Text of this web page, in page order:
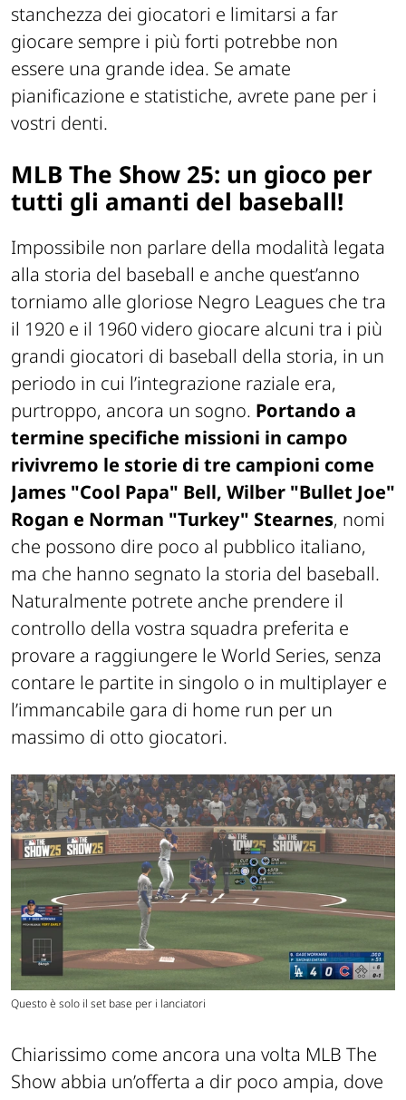
stanchezza dei giocatori e limitarsi a far
giocare sempre i più forti potrebbe non
essere una grande idea. Se amate
pianificazione e statistiche, avrete pane per i
vostri denti.
MLB The Show 25: un gioco per
tutti gli amanti del baseball!
Impossibile non parlare della modalità legata
alla storia del baseball e anche quest’anno
torniamo alle gloriose Negro Leagues che tra
il 1920 e il 1960 videro giocare alcuni tra i più
grandi giocatori di baseball della storia, in un
periodo in cui l’integrazione raziale era,
purtroppo, ancora un sogno. Portando a
termine specifiche missioni in campo
rivivremo le storie di tre campioni come
James "Cool Papa" Bell, Wilber "Bullet Joe"
Rogan e Norman "Turkey" Stearnes, nomi
che possono dire poco al pubblico italiano,
ma che hanno segnato la storia del baseball.
Naturalmente potrete anche prendere il
controllo della vostra squadra preferita e
provare a raggiungere le World Series, senza
contare le partite in singolo o in multiplayer e
l’immancabile gara di home run per un
massimo di otto giocatori.
Questo è solo il set base per i lanciatori
Chiarissimo come ancora una volta MLB The
Show abbia un’offerta a dir poco ampia, dove